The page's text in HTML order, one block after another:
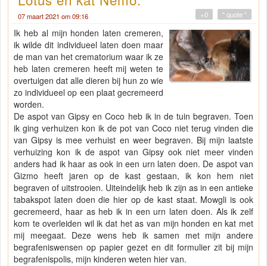
07 maart 2021 om 09:16 " quote "
+0
Ik heb al mijn honden laten cremeren,
ik wilde dit individueel laten doen maar
de man van het crematorium waar ik ze
heb laten cremeren heeft mij weten te
overtuigen dat alle dieren bij hun zo wie
zo individueel op een plaat gecremeerd
worden.
De aspot van Gipsy en Coco heb ik in de tuin begraven. Toen
ik ging verhuizen kon ik de pot van Coco niet terug vinden die
van Gipsy is mee verhuist en weer begraven. Bij mijn laatste
verhuizing kon ik de aspot van Gipsy ook niet meer vinden
anders had ik haar as ook in een urn laten doen. De aspot van
Gizmo heeft jaren op de kast gestaan, ik kon hem niet
begraven of uitstrooien. Uiteindelijk heb ik zijn as in een antieke
tabakspot laten doen die hier op de kast staat. Mowgli is ook
gecremeerd, haar as heb ik in een urn laten doen. Als ik zelf
kom te overleiden wil ik dat het as van mijn honden en kat met
mij meegaat. Deze wens heb ik samen met mijn andere
begrafeniswensen op papier gezet en dit formulier zit bij mijn
begrafenispolis, mijn kinderen weten hier van.